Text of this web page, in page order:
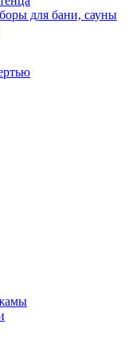
для бани, сауны